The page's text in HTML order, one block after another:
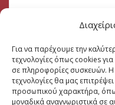
Για να παρέχουμε την
τεχνολογίες όπως cookies
σε πληροφορίες συσκευών. Η
τεχνολογίες θα μας
προσωπικού χαρακτήρα,
μοναδικά αναγνωριστικά σε